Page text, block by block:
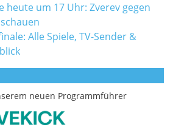
heute um 17 Uhr: Zverev gegen
Alle Spiele, TV-Sender &
neuen Programmführer